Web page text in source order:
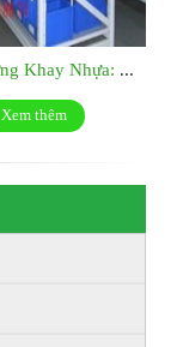
Xem thêm